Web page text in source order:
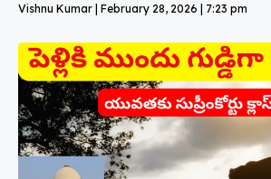
Vishnu Kumar February 28, 2026 7:23 pm